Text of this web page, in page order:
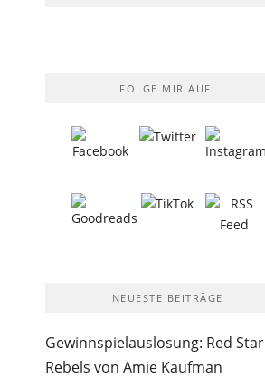
FOLGE MIR AUF:
NEUESTE BEITRÄGE
Gewinnspielauslosung: Red Star
Rebels von Amie Kaufman